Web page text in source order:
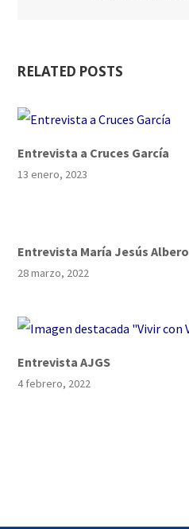
RELATED POSTS
Entrevista a Cruces García
13 enero, 2023
Entrevista María Jesús Albero
28 marzo, 2022
Entrevista AJGS
4 febrero, 2022